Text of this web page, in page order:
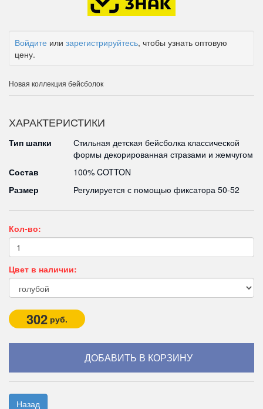
Войдите или зарегистрируйтесь, чтобы узнать оптовую
цену.
Новая коллекция бейсболок
ХАРАКТЕРИСТИКИ
Тип шапки
Стильная детская бейсболка классической
формы декорированная стразами и жемчугом
Состав
100% COTTON
Размер
Регулируется с помощью фиксатора 50-52
Кол-во:
Цвет в наличии:
302 руб.
Назад